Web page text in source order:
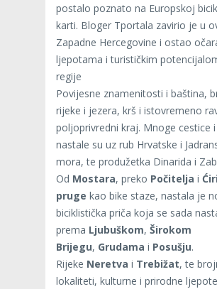
postalo poznato na Europskoj
karti. Bloger Tportala zavirio je u
Zapadne Hercegovine i ostao
ljepotama i turističkim
regije
Povijesne znamenitosti i baština,
rijeke i jezera, krš i istovremeno
poljoprivredni kraj. Mnoge cestice
nastale su uz rub Hrvatske i
mora, te produžetka Dinarida i
Od Mostara, preko Počitelja i
pruge kao bike staze, nastala je
biciklistička priča koja se sada
prema Ljubuškom, Širokom
Brijegu, Grudama i Posušju.
Rijeke Neretva i Trebižat, te
lokaliteti, kulturne i prirodne